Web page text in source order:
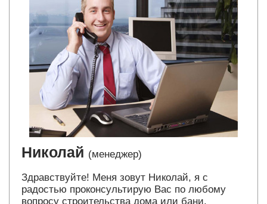
Николай (менеджер)
Здравствуйте! Меня зовут Николай, я с
радостью проконсультирую Вас по любому
вопросу строительства дома или бани.